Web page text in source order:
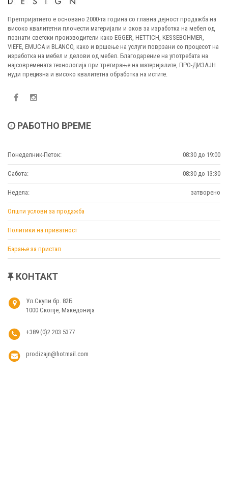
Претпријатието е основано 2000-та година со главна дејност продажба на
високо квалитетни плочести материјали и оков за изработка на мебел од
познати светски производители како EGGER, HETTICH, KESSEBOHMER,
VIEFE, EMUCA и BLANCO, како и вршење на услуги поврзани со процесот на
изработка на мебел и делови од мебел. Благодарение на употребата на
најсовремената технологија при третирање на материјалите, ПРО-ДИЗАЈН
нуди прецизна и високо квалитетна обработка на истите.
РАБОТНО ВРЕМЕ
Понеделник-Петок: 08:30 до 19:00
Сабота: 08:30 до 13:30
Недела: затворено
Општи услови за продажба
Политики на приватност
Барање за пристап
КОНТАКТ
Ул.Скупи бр. 82Б
1000 Скопје, Македонија
+389 (0)2 203 5377
prodizajn@hotmail.com